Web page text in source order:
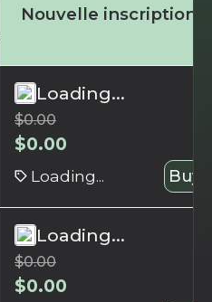
Nouvelle inscription
Loading...
$0.00
$0.00
Loading... Buy
Loading...
$0.00
$0.00